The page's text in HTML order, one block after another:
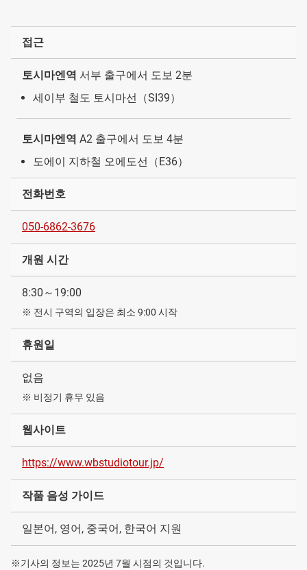
접근
토시마엔역 서부 출구에서 도보 2분
세이부 철도 토시마선（SI39）
토시마엔역 A2 출구에서 도보 4분
도에이 지하철 오에도선（E36）
전화번호
050-6862-3676
개원 시간
8:30～19:00
※ 전시 구역의 입장은 최소 9:00 시작
휴원일
없음
※ 비정기 휴무 있음
웹사이트
https://www.wbstudiotour.jp/
작품 음성 가이드
일본어, 영어, 중국어, 한국어 지원
※기사의 정보는 2025년 7월 시점의 것입니다.